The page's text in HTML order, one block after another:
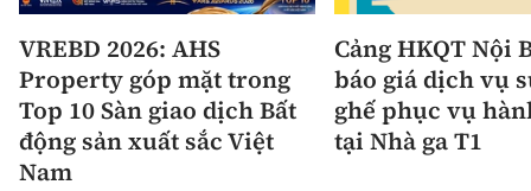
VREBD 2026: AHS
Property góp mặt trong
Top 10 Sàn giao dịch Bất
động sản xuất sắc Việt
Nam
Cảng HKQT Nội
báo giá dịch vụ
ghế phục vụ
tại Nhà ga T1